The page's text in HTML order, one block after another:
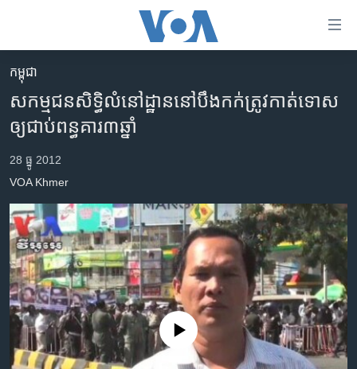
គេហទំព័រ​
ទាក់ទង
រំលង​
និង​
ទៅ​​
ទំព័រ​
ព័ត៌មាន​​
តែ​
ម្តង
រំលង​
និង​
ចូល​
ទៅ​
រចនា
កម្ពុជា
អន្តរជាតិ
អាមេរិក
ចិន
កម្ពុជាច្នៃប្រតិដ្ឋ
ព្រឹត្តិការណ៍ព័ត៌មាន
ទូរទស្សន៍ / វីដេអូ​
វិទ្យុ / ផតខាសថ៍
កម្មវិធីទាំងអស់
កម្ពុជា
សកម្មជន​សិទ្ធិ​លំនៅដ្ឋាន​នៅ​បឹងកក់​ត្រូវ​កាត់ទោស​
ឲ្យ​ជាប់​ពន្ធគារ​៣​ឆ្នាំ
28 ធ្នូ 2012
VOA Khmer
No media source currently available